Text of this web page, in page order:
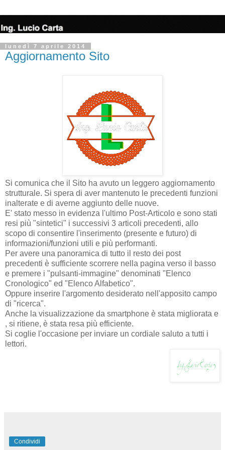
lunedì 7 aprile 2014
Aggiornamento Sito
Si comunica che il Sito ha avuto un leggero aggiornamento
strutturale. Si spera di aver mantenuto le precedenti funzioni
inalterate e di averne aggiunto delle nuove.
E' stato messo in evidenza l'ultimo Post-Articolo e sono stati
resi più "sintetici" i successivi 3 articoli precedenti, allo
scopo di consentire l'inserimento (presente e futuro) di
informazioni/funzioni utili e più performanti.
Per avere una panoramica di tutto il resto dei post
precedenti è sufficiente scorrere nella pagina verso il basso
e premere i "pulsanti-immagine" denominati "Elenco
Cronologico" ed "Elenco Alfabetico".
Oppure inserire l'argomento desiderato nell'apposito campo
di "ricerca".
Anche la visualizzazione da smartphone è stata migliorata e
, si ritiene, è stata resa più efficiente.
Si coglie l'occasione per inviare un cordiale saluto a tutti i
lettori.
Condividi